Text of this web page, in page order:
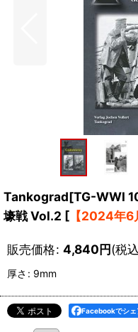
Tankograd[TG-WWI
壕戦 Vol.2 [ 【2024年6
販売価格: 4,840円(税
厚さ : 9mm
Facebookでシェ